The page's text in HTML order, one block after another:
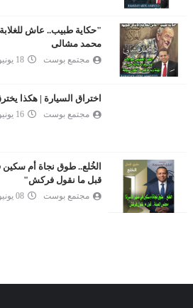
"حكاية طبيب.. عاش
محمد مشالى
مجتمع بوست 18 يونيو 2026
اختراق السيارة | هكذا
مجتمع بوست 16 يونيو 2026
الخُلع.. طوق نجاة أم
قبل ما نقول فركش"
مجتمع بوست 08 يونيو 2026